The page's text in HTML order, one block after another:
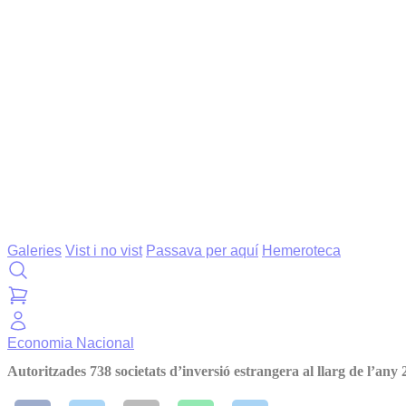
Galeries Vist i no vist Passava per aquí Hemeroteca
Economia Nacional
Autoritzades 738 societats d’inversió estrangera al llarg de l’any